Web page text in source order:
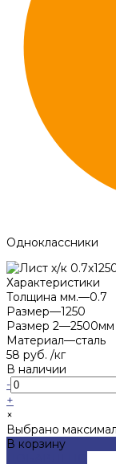
Одноклассники
Характеристики
Толщина мм.—0.7
Размер—1250
Размер 2—2500мм
Материал—сталь
58 руб. /кг
В наличии
-
+
×
Выбрано
В корзину